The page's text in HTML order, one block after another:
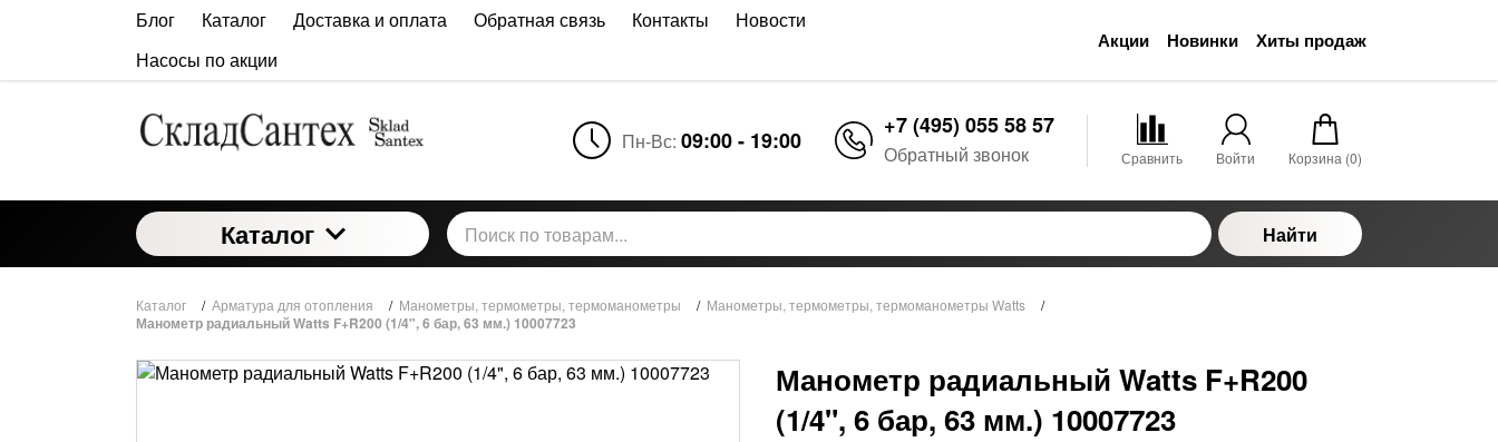
Блог Каталог Доставка и оплата Обратная связь Контакты
Новости
Насосы по акции
Акции Новинки Хиты продаж
Пн-Вс: 09:00 - 19:00
+7 (495) 055 58 57
Обратный звонок Сравнить Войти Корзина (0)
Каталог Найти
Каталог / Арматура для отопления / Манометры, термометры, термоманометры / Манометры, термометры, термоманометры Watts /
Манометр радиальный Watts F+R200 (1/4", 6 бар, 63 мм.) 10007723
Манометр радиальный Watts F+R200
(1/4", 6 бар, 63 мм.) 10007723